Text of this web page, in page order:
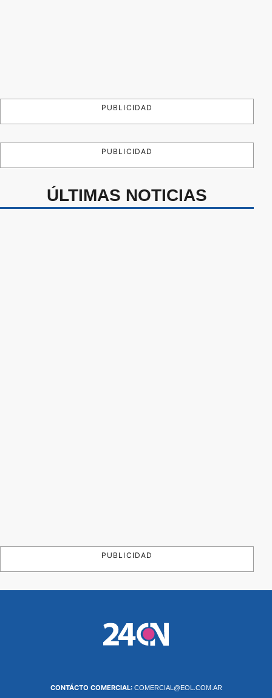
PUBLICIDAD
PUBLICIDAD
ÚLTIMAS NOTICIAS
PUBLICIDAD
CONTÁCTO COMERCIAL: COMERCIAL@EOL.COM.AR